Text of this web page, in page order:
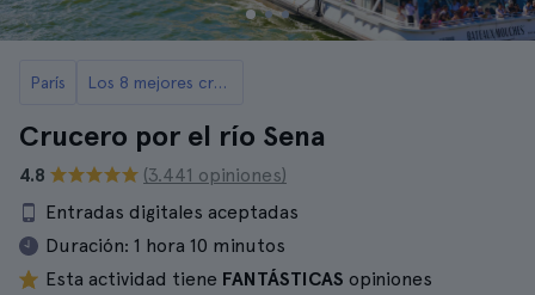
París Los 8 mejores cruceros por el Sena
Crucero por el río Sena
4.8
(3.441 opiniones)
Entradas digitales aceptadas
Duración: 1 hora 10 minutos
Esta actividad tiene FANTÁSTICAS opiniones